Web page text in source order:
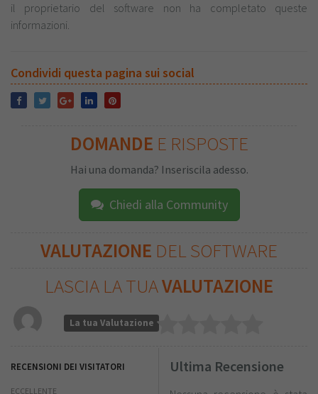
il proprietario del software non ha completato queste
informazioni.
Condividi questa pagina sui social
DOMANDE E RISPOSTE
Hai una domanda? Inseriscila adesso.
Chiedi alla Community
VALUTAZIONE DEL SOFTWARE
LASCIA LA TUAVALUTAZIONE
La tua Valutazione
RECENSIONI DEI VISITATORI
ECCELLENTE
Ultima Recensione